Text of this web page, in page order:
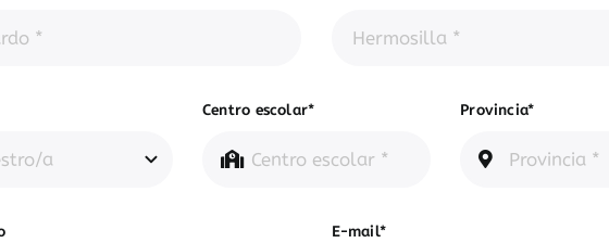
Centro escolar* Provincia*
E-mail*